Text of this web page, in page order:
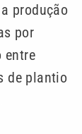
produção
por
entre
de plantio